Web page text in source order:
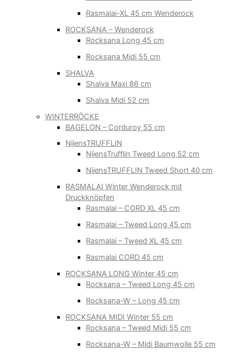
Rasmalai-XL 45 cm Wenderock
ROCKSANA – Wenderock
Rocksana Long 45 cm
Rocksana Midi 55 cm
SHALVA
Shalva Maxi 86 cm
Shalva Midi 52 cm
WINTERRÖCKE
BAGELON – Corduroy 55 cm
NijensTRUFFLIN
NijensTrufflin Tweed Long 52 cm
NijensTRUFFLIN Tweed Short 40 cm
RASMALAI Winter Wenderock mit
Druckknöpfen
Rasmalai – CORD XL 45 cm
Rasmalai – Tweed Long 45 cm
Rasmalai – Tweed XL 45 cm
Rasmalai CORD 45 cm
ROCKSANA LONG Winter 45 cm
Rocksana – Tweed Long 45 cm
Rocksana-W – Long 45 cm
ROCKSANA MIDI Winter 55 cm
Rocksana – Tweed Midi 55 cm
Rocksana-W – Midi Baumwolle 55 cm